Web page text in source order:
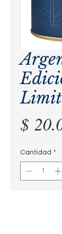
$
Cantidad *